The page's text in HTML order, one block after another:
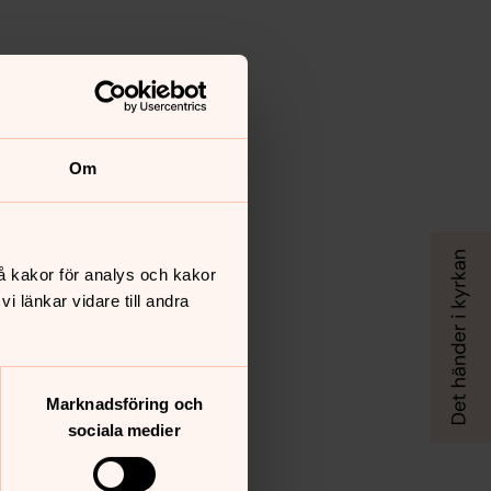
Om
kakor för analys och kakor
länkar vidare till andra
Marknadsföring och
sociala medier